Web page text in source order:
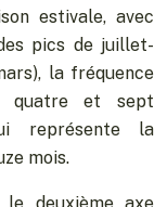
estivale, avec
pics de juillet-
la fréquence
quatre et sept
représente la
mois.